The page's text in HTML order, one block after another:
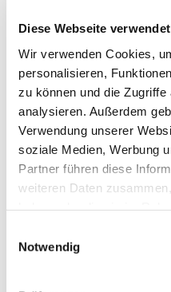
Diese Webseite
Wir verwenden Cookies,
personalisieren,
zu können und die
analysieren. Außerdem
Verwendung unserer
soziale Medien, Werbung
Partner führen diese
weiteren Daten
Notwendig
Kontakte:
Via Senia 41
San Vito Lo Capo
Telefon09231986980
E-Mail
Website
Buchen Sie jetzt